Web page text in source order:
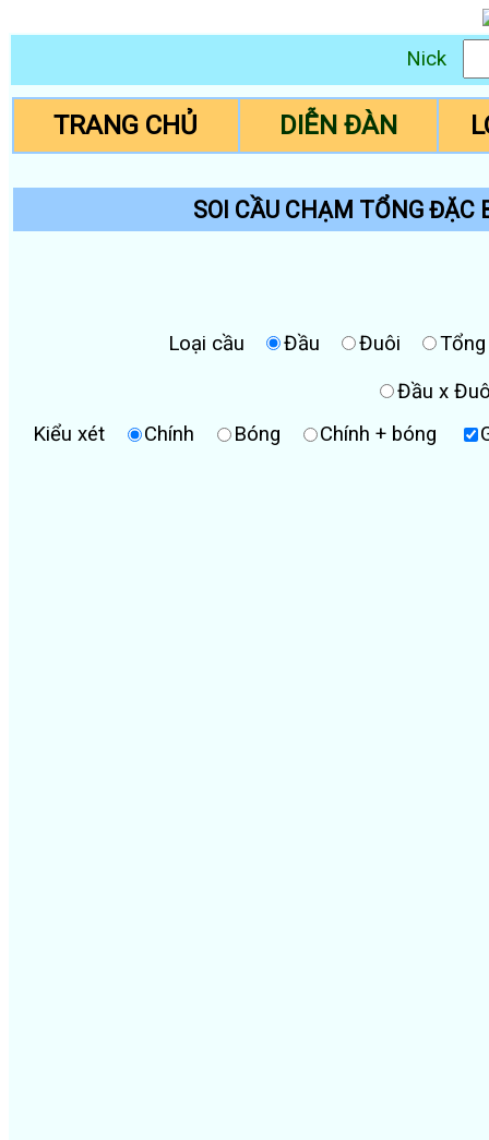
Nick
TRANG CHỦ DIỄN ĐÀN
SOI CẦU CHẠM TỔNG ĐẶC
Loại cầu Đầu Đuôi
Tổng
Đầu x
Kiểu xét
Chính Bóng Chính + bóng